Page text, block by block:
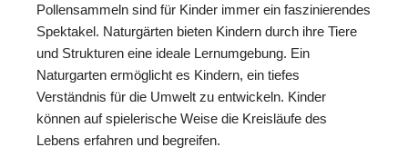
Pollensammeln sind für Kinder immer ein faszinierendes
Spektakel. Naturgärten bieten Kindern durch ihre Tiere
und Strukturen eine ideale Lernumgebung. Ein
Naturgarten ermöglicht es Kindern, ein tiefes
Verständnis für die Umwelt zu entwickeln. Kinder
können auf spielerische Weise die Kreisläufe des
Lebens erfahren und begreifen.